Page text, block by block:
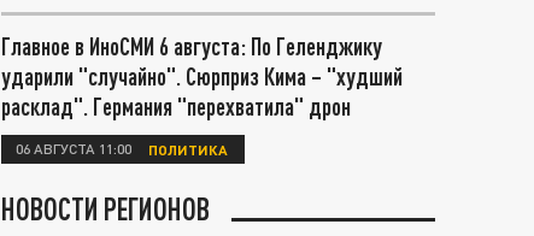
Главное в ИноСМИ 6 августа: По Геленджику
ударили "случайно". Сюрприз Кима – "худший
расклад". Германия "перехватила" дрон
06 АВГУСТА 11:00 ПОЛИТИКА
НОВОСТИ РЕГИОНОВ